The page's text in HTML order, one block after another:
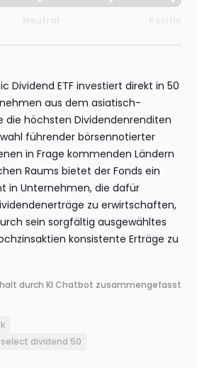
Dividend ETF investiert direkt in 50
aus dem asiatisch-
die höchsten Dividendenrenditen
führender börsennotierter
in Frage kommenden Ländern
Raums bietet der Fonds ein
in Unternehmen, die dafür
zu erwirtschaften,
sein sorgfältig ausgewähltes
konsistente Erträge zu
durch KI Chatbot zusammengefasst
dividend 50